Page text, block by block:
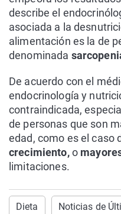
describe el
asociada a la
alimentación es la de
denominada
De acuerdo con el
endocrinología y
contraindicada,
de personas que son
edad, como es el caso
crecimiento,o
limitaciones.
Dieta Noticias de